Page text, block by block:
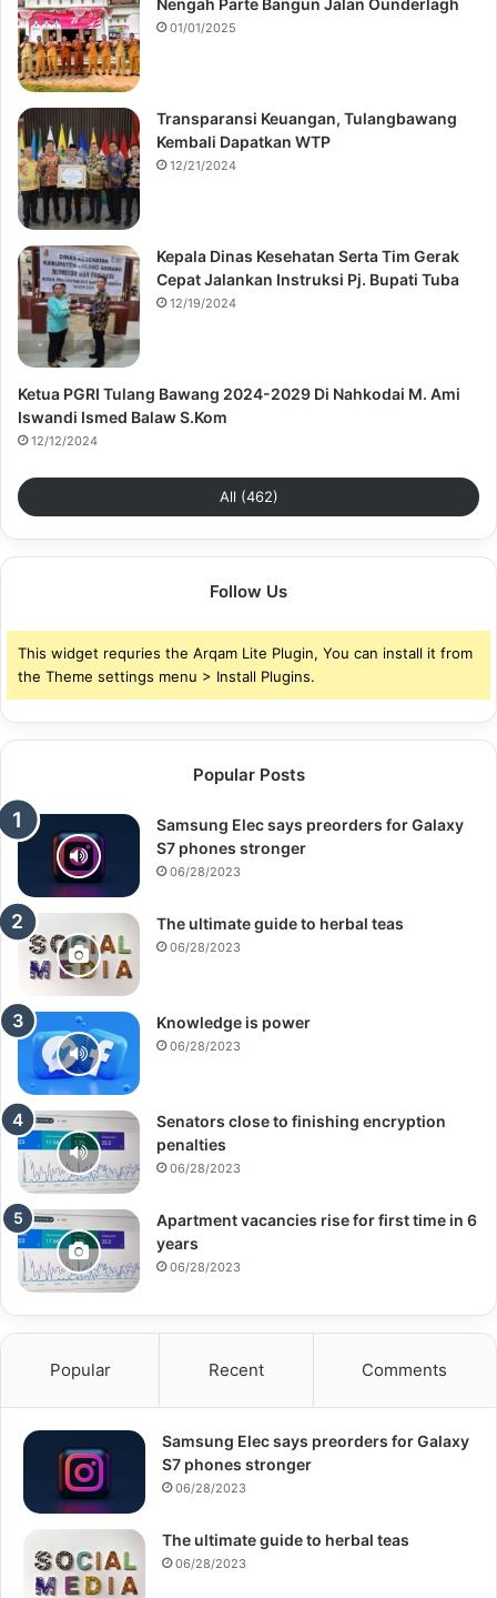
Nengah Parte Bangun Jalan Ounderlagh
01/01/2025
Transparansi Keuangan, Tulangbawang
Kembali Dapatkan WTP
12/21/2024
Kepala Dinas Kesehatan Serta Tim Gerak
Cepat Jalankan Instruksi Pj. Bupati Tuba
12/19/2024
Ketua PGRI Tulang Bawang 2024-2029 Di Nahkodai M. Ami
Iswandi Ismed Balaw S.Kom
12/12/2024
All (462)
Follow Us
This widget requries the Arqam Lite Plugin, You can install it from
the Theme settings menu > Install Plugins.
Popular Posts
Samsung Elec says preorders for Galaxy
S7 phones stronger
06/28/2023
The ultimate guide to herbal teas
06/28/2023
Knowledge is power
06/28/2023
Senators close to finishing encryption
penalties
06/28/2023
Apartment vacancies rise for first time in 6
years
06/28/2023
Popular Recent Comments
Samsung Elec says preorders for Galaxy
S7 phones stronger
06/28/2023
The ultimate guide to herbal teas
06/28/2023